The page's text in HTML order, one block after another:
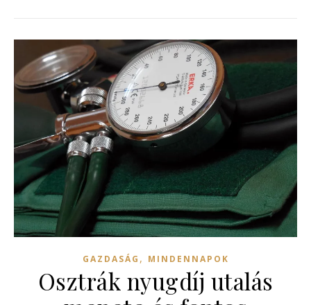
GAZDASÁG , MINDENNAPOK
Osztrák nyugdíj utalás